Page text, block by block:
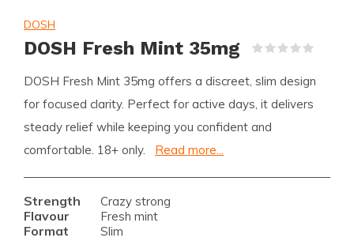
DOSH
DOSH Fresh Mint 35mg
DOSH Fresh Mint 35mg offers a discreet, slim design
for focused clarity. Perfect for active days, it delivers
steady relief while keeping you confident and
comfortable. 18+ only.
Read more...
Strength Crazy strong
Flavour Fresh mint
Format Slim